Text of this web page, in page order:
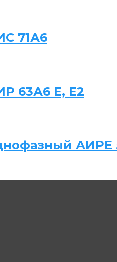
71А6
63А6 Е, Е2
АИРЕ